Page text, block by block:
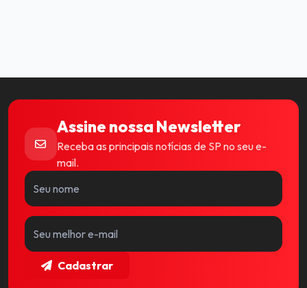
Assine nossa Newsletter
Receba as principais notícias de SP no seu e-
mail.
Cadastrar